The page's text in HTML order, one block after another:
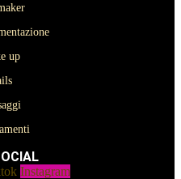
up
Instagram